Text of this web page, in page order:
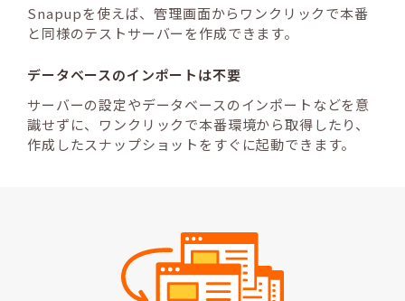
Snapupを使えば、管理画面からワンクリックで本番
と同様のテストサーバーを作成できます。
データベースのインポートは不要
サーバーの設定やデータベースのインポートなどを意
識せずに、ワンクリックで本番環境から取得したり、
作成したスナップショットをすぐに起動できます。